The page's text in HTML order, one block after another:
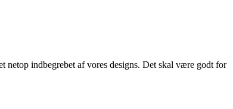
netop indbegrebet af vores designs. Det skal være godt for